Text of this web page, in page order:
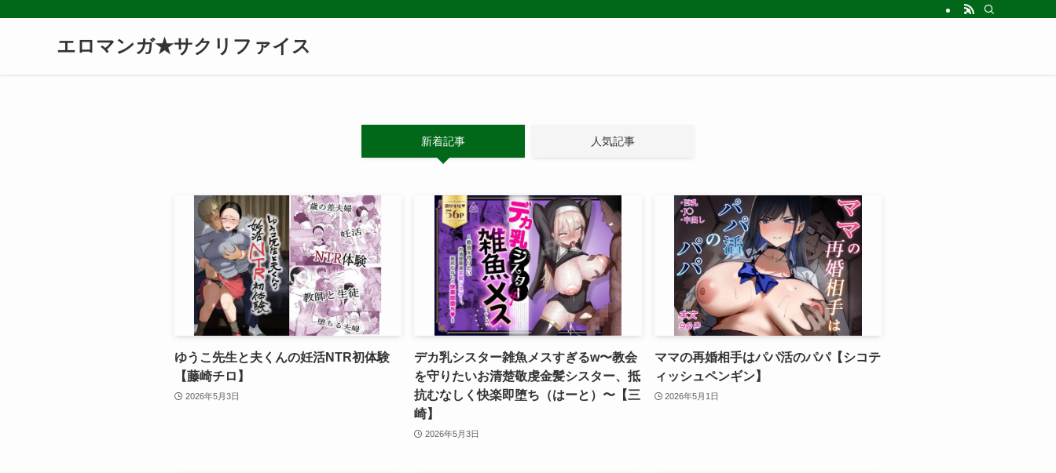
エロマンガ★サクリファイス
新着記事 人気記事
ゆうこ先生と夫くんの妊活NTR初体験
【藤崎チロ】
2026年5月3日
デカ乳シスター雑魚メスすぎるw〜教会
を守りたいお清楚敬虔金髪シスター、抵
抗むなしく快楽即堕ち（はーと）〜【三
崎】
2026年5月3日
ママの再婚相手はパパ活のパパ【シコテ
ィッシュペンギン】
2026年5月1日